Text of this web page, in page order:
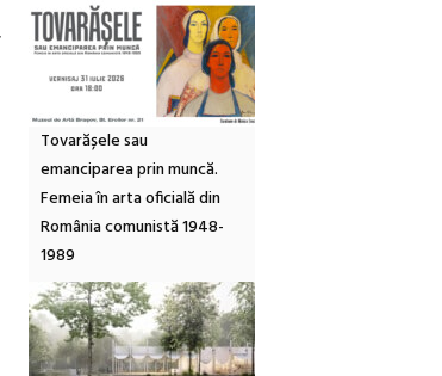
Tovarășele sau
emanciparea prin muncă.
Femeia în arta oficială din
România comunistă 1948-
1989